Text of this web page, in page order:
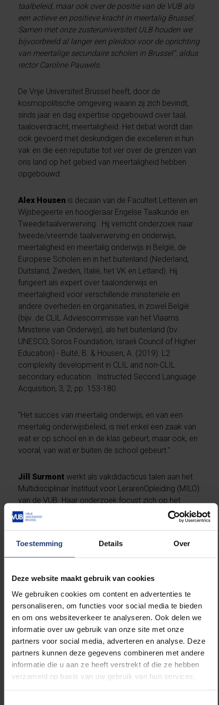
Toestemming Details Over
Deze website maakt gebruik van cookies
We gebruiken cookies om content en advertenties te
personaliseren, om functies voor social media te bieden
en om ons websiteverkeer te analyseren. Ook delen we
informatie over uw gebruik van onze site met onze
partners voor social media, adverteren en analyse. Deze
partners kunnen deze gegevens combineren met andere
informatie die u aan ze heeft verstrekt of die ze hebben
verzameld op basis van uw gebruik van hun services.
taalbeleid, maar ook over de positie van de VUB als
een actieve en positieve kracht in meertalig Brussel.
Samen met onze zusteruniversiteit ULB houden we
bijvoorbeeld al langer een pleidooi voor de oprichting
van meertalige secundaire scholen in Brussel", aldus
rector Caroline Pauwels.
De Vrije Universiteit Brussel heeft, door de
kosmopolitische omgeving waarin zij zich bevindt,
sinds jaar en dag expertise opgebouwd over taal,
taaloverdracht, meertaligheid. Het debat wordt dan
ook gevoerd met deskundigen die excelleren in hun
vak en die een reputatie tot ver over de grenzen van
ons land op het gebied van meertaligheid hebben
opgebouwd:
Alex Housen is decaan van de Faculteit Letteren en
Wijsbegeerte en hoogleraar Engelse Taalkunde en
Tweedetaalverwerving. Hij verricht onderzoek naar
tweede/vreemde taalverwerving en onderwijs,
meertaligheid en meertalig onderwijs in België, de
Europese Scholen en in het buitenland (Nederland,
Duitsland, Zweden, Italië, het VK en Letland). Hij
fungeert als expert over taalonderwijs en
meertaligheid voor verschillende ministeriële en
andere overheden en organisaties, in zowel België
(bijv. de CLIL Adviescommissie van het Vlaams
Ministerie van Onderwijs), als het buitenland (bv.
UNESCO, Soros Foundation, Israeli Council of Higher
Education) - Bulté, B. & Housen, A. (2019). L2
complexity development in CLIL and non-CLIL
secondary education. Instructed Second Language
Acquisition, 3, 2, pp. 153-180.
“Het succes van meertalig onderwijs, en van een
meertalig onderwijsbeleid, is niet enkel een zaak van
wat er op school en in de klas gebeurt, maar ook, en
vooral, van wat er buiten de school gebeurt."
Jill Surmont werkt als vakdidacticus talen aan het
Multidisciplinair Instituut voor LerarenOpleiding (MILO)
van de VUB. Haar onderzoek focust zich op het
leerproces van leerlingen die de onderwijstaal niet
(goed) beheersen. Dit gaat zowel over zogenaamde
in een CLIL (content and language integrated
learning) setting. Ze ziet haar rol als onderzoeker als
onderwijsstakeholders: ze onderzoekt problemen
waar leerkrachten tegen aanlopen en koppelt nieuwe
inzichten terug aan het werkveld en/of
beleidsmakers. Ze geeft nascholingstrajecten en
workshops (het prioritaire nascholingstraject “Klaar
voor CLIL”), schrijft mee aan boeken voor
leerkrachten (“Haal meer uit meertaligheid”) en
ontwikkelt lesmateriaal met en voor leerkrachten.
www.wtnschp.be/wetenschap/maatschappij/wie-